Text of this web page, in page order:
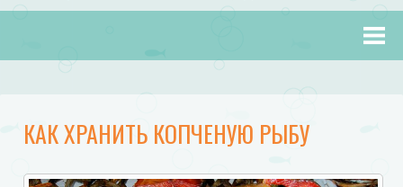
КАК ХРАНИТЬ КОПЧЕНУЮ РЫБУ